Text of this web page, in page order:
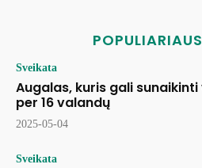
Sveikata
Augalas, kuris gali
per 16 valandų
2025-05-04
Sveikata